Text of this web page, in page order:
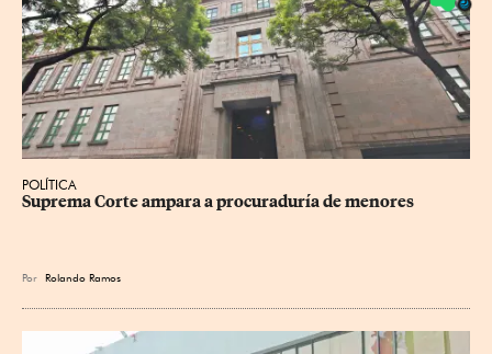
POLÍTICA
Suprema Corte ampara a procuraduría de menores
Por Rolando Ramos